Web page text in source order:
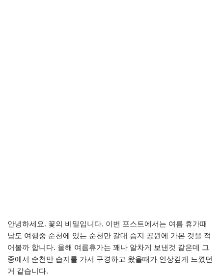
안녕하세요. 꽃의 비밀입니다. 이번 포스트에서는 여름 휴가때
남도 여행중 순천에 있는 순천만 갈대 습지 공원에 가본 것을 적
어볼까 합니다. 올해 여름휴가는 꽤나 알차게 보낸것 같은데 그
중에서 순천만 습지를 가서 구경하고 왔을때가 인상깊게 느꼈던
거 같습니다.